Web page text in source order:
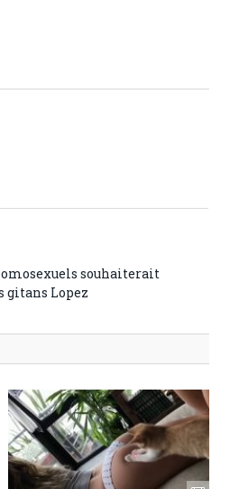
souhaiterait
gitans Lopez